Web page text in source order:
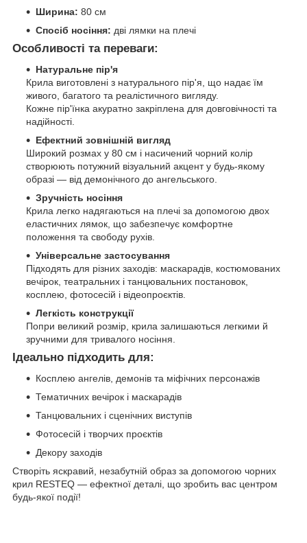
Ширина: 80 см
Спосіб носіння: дві лямки на плечі
Особливості та переваги:
Натуральне пір'я
Крила виготовлені з натурального пір'я, що надає їм
живого, багатого та реалістичного вигляду.
Кожне пір'їнка акуратно закріплена для довговічності та
надійності.
Ефектний зовнішній вигляд
Широкий розмах у 80 см і насичений чорний колір
створюють потужний візуальний акцент у будь-якому
образі — від демонічного до ангельського.
Зручність носіння
Крила легко надягаються на плечі за допомогою двох
еластичних лямок, що забезпечує комфортне
положення та свободу рухів.
Універсальне застосування
Підходять для різних заходів: маскарадів, костюмованих
вечірок, театральних і танцювальних постановок,
косплею, фотосесій і відеопроєктів.
Легкість конструкції
Попри великий розмір, крила залишаються легкими й
зручними для тривалого носіння.
Ідеально підходить для:
Косплею ангелів, демонів та міфічних персонажів
Тематичних вечірок і маскарадів
Танцювальних і сценічних виступів
Фотосесій і творчих проєктів
Декору заходів
Створіть яскравий, незабутній образ за допомогою чорних
крил RESTEQ — ефектної деталі, що зробить вас центром
будь-якої події!